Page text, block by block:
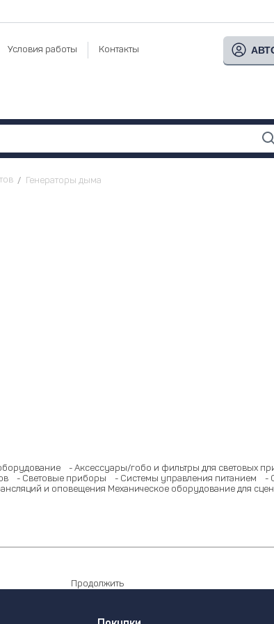
Условия работы Контакты
Генераторы дыма
- Аксессуары/гобо и фильтры для световых
- Световые приборы - Системы управления питанием -
и оповещения Механическое оборудование для
Продолжить